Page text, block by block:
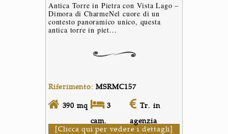
Antica Torre in Pietra con Vista Lago –
Dimora di CharmeNel cuore di un
contesto panoramico unico, questa
antica torre in piet...
Riferimento: MSRMC157
390 mq
3
cam.
Tr. in
agenzia
[Clicca qui per vedere i dettagli]